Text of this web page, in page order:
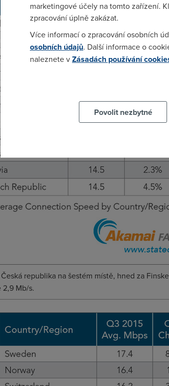
republika na šestém místě, hned za
2,9 Mb/s.
marketingové účely na tomto zařízení.
zpracování úplně zakázat.
Více informací o zpracování osobních
osobních údajů. Další informace o
naleznete vZásadách používání
Povolit nezbytné